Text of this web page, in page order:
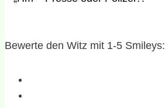
Bewerte den Witz mit 1-5 Smileys: